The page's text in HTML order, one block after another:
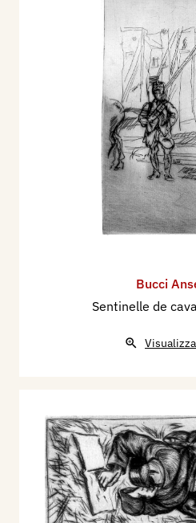
Bucci
Sentinelle de